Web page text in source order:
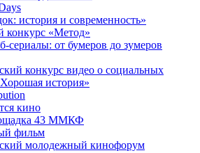
история и современность»
конкурс «Метод»
сериалы: от бумеров до зумеров
конкурс видео о социальных
история»
кино
43 ММКФ
фильм
молодежный кинофорум